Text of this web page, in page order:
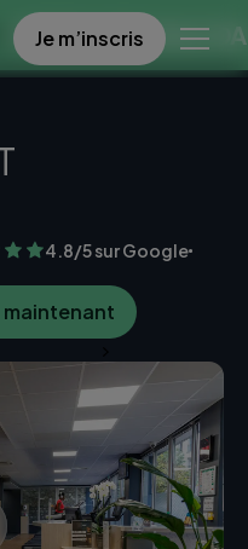
SPECIALE DANS CE
Je m’inscris
4.8/5 sur Google
maintenant